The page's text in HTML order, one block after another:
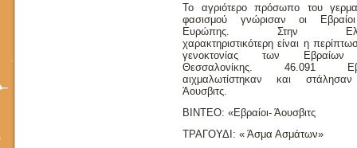
Το αγριότερο πρόσωπο του
φασισμού γνώρισαν οι
Ευρώπης. Στην
χαρακτηριστικότερη είναι η
γενοκτονίας των
Θεσσαλονίκης. 46.091
αιχμαλωτίστηκαν και
Άουσβιτς.
ΒΙΝΤΕΟ: «Εβραίοι- Άουσβιτς
ΤΡΑΓΟΥΔΙ: « Άσμα Ασμάτων»